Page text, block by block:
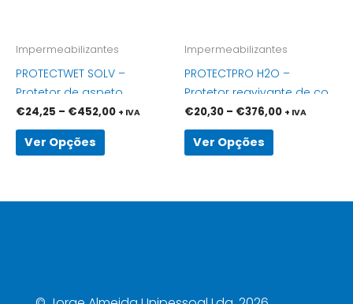
Impermeabilizantes
PROTECTWET SOLV –
Protetor de aspeto
molhado de base
solvente para pedras
€24,25 – €452,00 + IVA
Ver Opções
be
Impermeabilizantes
PROTECTPRO H2O –
Protetor reavivante de cor
para tratamento de barro
€20,30 – €376,00 + IVA
Ver Opções
be